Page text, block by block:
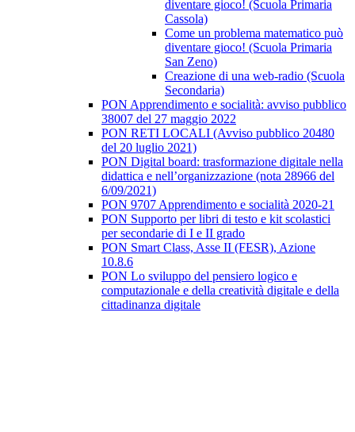
diventare gioco! (Scuola Primaria
Cassola)
Come un problema matematico può
diventare gioco! (Scuola Primaria
San Zeno)
Creazione di una web-radio (Scuola
Secondaria)
PON Apprendimento e socialità: avviso pubblico
38007 del 27 maggio 2022
PON RETI LOCALI (Avviso pubblico 20480
del 20 luglio 2021)
PON Digital board: trasformazione digitale nella
didattica e nell’organizzazione (nota 28966 del
6/09/2021)
PON 9707 Apprendimento e socialità 2020-21
PON Supporto per libri di testo e kit scolastici
per secondarie di I e II grado
PON Smart Class, Asse II (FESR), Azione
10.8.6
PON Lo sviluppo del pensiero logico e
computazionale e della creatività digitale e della
cittadinanza digitale